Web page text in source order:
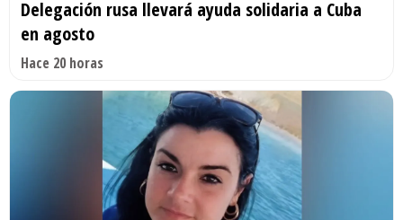
Delegación rusa llevará ayuda solidaria a Cuba
en agosto
Hace 20 horas